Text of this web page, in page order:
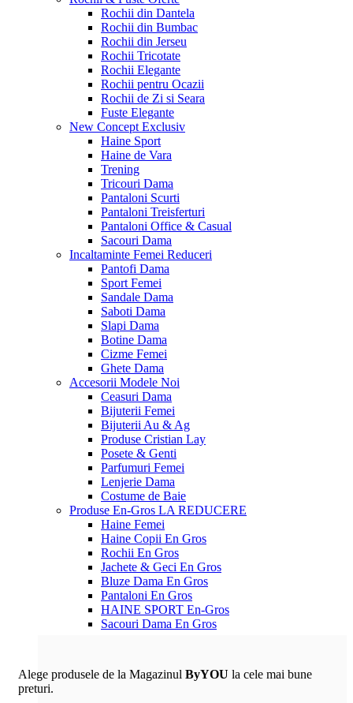
Rochii din Dantela
Rochii din Bumbac
Rochii din Jerseu
Rochii Tricotate
Rochii Elegante
Rochii pentru Ocazii
Rochii de Zi si Seara
Fuste Elegante
New Concept Exclusiv
Haine Sport
Haine de Vara
Trening
Tricouri Dama
Pantaloni Scurti
Pantaloni Treisferturi
Pantaloni Office & Casual
Sacouri Dama
Incaltaminte Femei Reduceri
Pantofi Dama
Sport Femei
Sandale Dama
Saboti Dama
Slapi Dama
Botine Dama
Cizme Femei
Ghete Dama
Accesorii Modele Noi
Ceasuri Dama
Bijuterii Femei
Bijuterii Au & Ag
Produse Cristian Lay
Posete & Genti
Parfumuri Femei
Lenjerie Dama
Costume de Baie
Produse En-Gros LA REDUCERE
Haine Femei
Haine Copii En Gros
Rochii En Gros
Jachete & Geci En Gros
Bluze Dama En Gros
Pantaloni En Gros
HAINE SPORT En-Gros
Sacouri Dama En Gros
Alege produsele de la Magazinul ByYOU la cele mai bune
preturi.